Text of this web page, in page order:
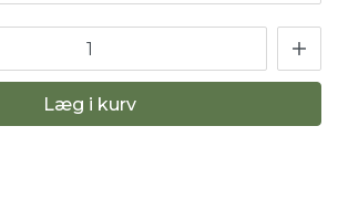
Læg i kurv